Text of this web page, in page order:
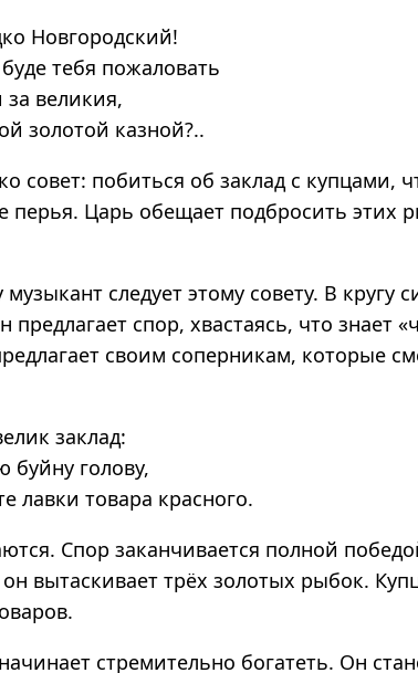
Новгородский!
тебя пожаловать
за великия,
золотой казной?..
совет: побиться об заклад с купцами,
перья. Царь обещает подбросить этих
следует этому совету. В кругу
спор, хвастаясь, что знает
своим соперникам, которые
заклад:
буйну голову,
лавки товара красного.
Спор заканчивается полной
вытаскивает трёх золотых рыбок.
стремительно богатеть. Он